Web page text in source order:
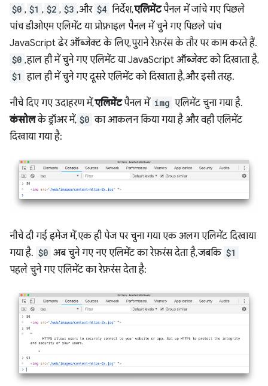
$0 , $1 , $2 , $3 , और $4 निर्देश,एलिमेंटपैनल में जांचे गए पिछले
पांच डीओएम एलिमेंट या प्रोफ़ाइल पैनल में चुने गए पिछले पांच
JavaScript ढेर ऑब्जेक्ट के लिए, पुराने रेफ़रंस के तौर पर काम करते हैं.
$0 , हाल ही में चुने गए एलिमेंट या JavaScript ऑब्जेक्ट को दिखाता है,
$1 हाल ही में चुने गए दूसरे एलिमेंट को दिखाता है, और इसी तरह.
नीचे दिए गए उदाहरण में,एलिमेंटपैनल में img एलिमेंट चुना गया है.
कंसोलके ड्रॉअर में, $0 का आकलन किया गया है और वही एलिमेंट
दिखाया गया है:
नीचे दी गई इमेज में, एक ही पेज पर चुना गया एक अलग एलिमेंट दिखाया
गया है. $0 अब चुने गए नए एलिमेंट का रेफ़रंस देता है, जबकि $1
पहले चुने गए एलिमेंट का रेफ़रंस देता है: